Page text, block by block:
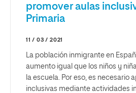
promover aulas
Primaria
11 / 03 / 2021
La población inmigrante en
aumento igual que los niños y
la escuela. Por eso, es necesario
inclusivas mediante actividades